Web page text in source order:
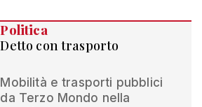
Politica
Detto con trasporto
Mobilità e trasporti pubblici
da Terzo Mondo nella